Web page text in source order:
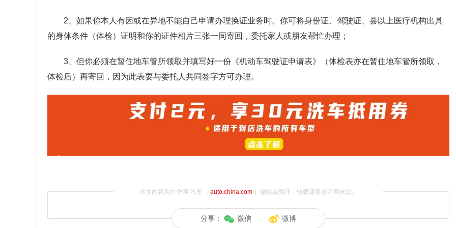
2、如果你本人有因或在异地不能自己申请办理换证业务时。你可将身份证、驾驶证、县以上医疗机构出具
的身体条件（体检）证明和你的证件相片三张一同寄回，委托家人或朋友帮忙办理；
3、但你必须在暂住地车管所领取并填写好一份《机动车驾驶证申请表》（体检表亦在暂住地车管所领取，
体检后）再寄回，因为此表要与委托人共同签字方可办理。
本文内容为中华网·汽车（ auto.china.com）编辑或翻译，转载请务必注明来源。
分享： 微信 微博